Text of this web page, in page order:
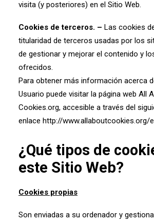
visita (y posteriores) en el Sitio Web.
Cookies de terceros. – Las cookies
titularidad de terceros usadas por los
de gestionar y mejorar el contenido y
ofrecidos.
Para obtener más información acerca
Usuario puede visitar la página web All
Cookies.org, accesible a través del
enlace http://www.allaboutcookies.org/
¿Qué tipos de
este Sitio Web?
Cookies propias
Son enviadas a su ordenador y